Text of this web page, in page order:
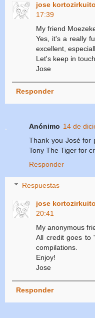
jose kortozirkuito
17:39
My friend
Yes, it's a really
excellent,
Let's keep in
Jose
Responder
Anónimo 14 de
Thank you José for
Tony The Tiger for
Responder
Respuestas
jose kortozirkuito
20:41
My anonymous
All credit goes to
compilations.
Enjoy!
Jose
Responder